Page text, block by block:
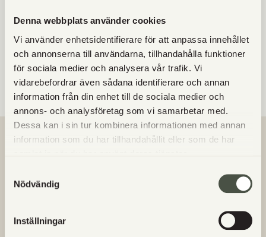
Denna webbplats använder cookies
Vi använder enhetsidentifierare för att anpassa innehållet
och annonserna till användarna, tillhandahålla funktioner
för sociala medier och analysera vår trafik. Vi
vidarebefordrar även sådana identifierare och annan
information från din enhet till de sociala medier och
annons- och analysföretag som vi samarbetar med.
Dessa kan i sin tur kombinera informationen med annan
information som du har tillhandahållit eller som de har
Nödvändig
Inställningar
på jäsningen. När de nästan jäst klart tar du ut dom
och startar ugnen. Du ska låta dom jäsa längre än
du tror, då blir bullarna saftigare och godare.
Lycka till med bullbaket!
Vart kommer Utgårds kött från?